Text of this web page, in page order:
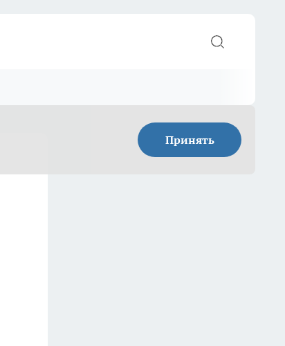
Принять